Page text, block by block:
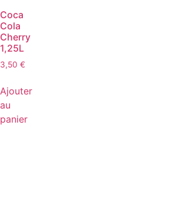
Coca
Cola
Cherry
1,25L
3,50 €
Ajouter
au
panier